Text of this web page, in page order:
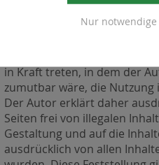
2. Verweise und
Bei direkten oder
Verantwortungsbereiches
in Kraft treten, in dem der
zumutbar wäre, die
Der Autor erklärt daher
Seiten frei von illegalen
Gestaltung und auf die
ausdrücklich von allen
Nur notwendige